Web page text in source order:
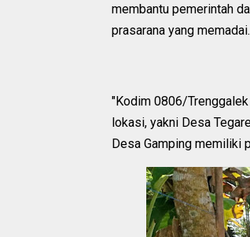
membantu pemerintah
prasarana yang memadai.
"Kodim 0806/
lokasi, yakni Desa
Desa Gamping memiliki